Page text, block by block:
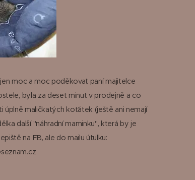
moc a moc poděkovat paní majitelce
byla za deset minut v prodejně a co
úplně maličkatých koťátek (ještě ani nemají
další "náhradní maminku", která by je
na FB, ale do mailu útulku: